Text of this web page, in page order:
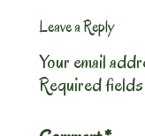
Leave a Reply
Your email
Required